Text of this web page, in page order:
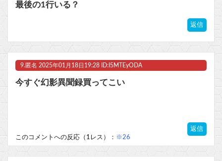
最後の1行いる？
返信
9. 匿名 2025年01月18日19:28 ID:I5MTEyODA
今すぐ幻影異聞録買ってこい
返信
このコメントへの反応（1レス）： ※26